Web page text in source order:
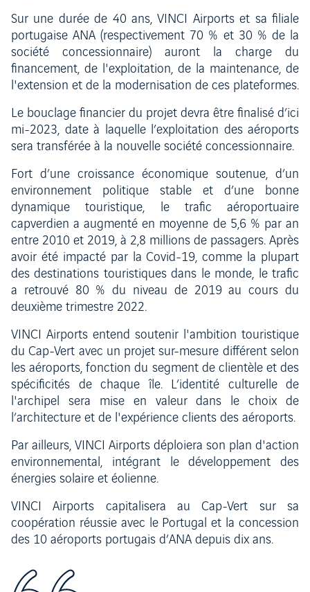
Sur une durée de 40 ans, VINCI Airports et sa filiale
portugaise ANA (respectivement 70 % et 30 % de la
société concessionnaire) auront la charge du
financement, de l'exploitation, de la maintenance, de
l'extension et de la modernisation de ces plateformes.
Le bouclage financier du projet devra être finalisé d’ici
mi-2023, date à laquelle l’exploitation des aéroports
sera transférée à la nouvelle société concessionnaire.
Fort d’une croissance économique soutenue, d’un
environnement politique stable et d’une bonne
dynamique touristique, le trafic aéroportuaire
capverdien a augmenté en moyenne de 5,6 % par an
entre 2010 et 2019, à 2,8 millions de passagers. Après
avoir été impacté par la Covid-19, comme la plupart
des destinations touristiques dans le monde, le trafic
a retrouvé 80 % du niveau de 2019 au cours du
deuxième trimestre 2022.
VINCI Airports entend soutenir l'ambition touristique
du Cap-Vert avec un projet sur-mesure différent selon
les aéroports, fonction du segment de clientèle et des
spécificités de chaque île. L’identité culturelle de
l'archipel sera mise en valeur dans le choix de
l’architecture et de l'expérience clients des aéroports.
Par ailleurs, VINCI Airports déploiera son plan d'action
environnemental, intégrant le développement des
énergies solaire et éolienne.
VINCI Airports capitalisera au Cap-Vert sur sa
coopération réussie avec le Portugal et la concession
des 10 aéroports portugais d’ANA depuis dix ans.